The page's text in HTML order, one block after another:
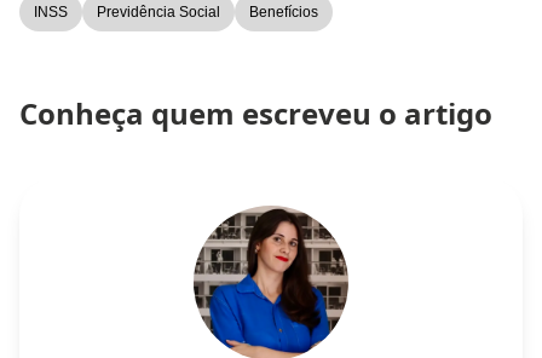
INSS Previdência Social Benefícios
Conheça quem escreveu o artigo